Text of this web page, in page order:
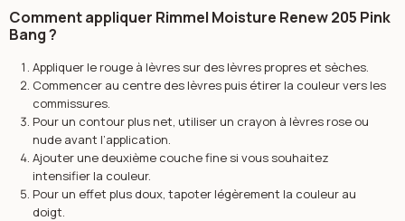
Comment appliquer Rimmel Moisture Renew 205 Pink
Bang ?
Appliquer le rouge à lèvres sur des lèvres propres et sèches.
Commencer au centre des lèvres puis étirer la couleur vers les
commissures.
Pour un contour plus net, utiliser un crayon à lèvres rose ou
nude avant l’application.
Ajouter une deuxième couche fine si vous souhaitez
intensifier la couleur.
Pour un effet plus doux, tapoter légèrement la couleur au
doigt.